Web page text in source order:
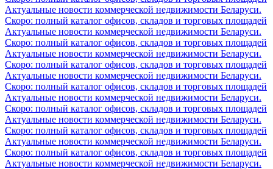
Актуальные новости коммерческой недвижимости Беларуси.
Скоро: полный каталог офисов, складов и торговых площадей
Актуальные новости коммерческой недвижимости Беларуси.
Скоро: полный каталог офисов, складов и торговых площадей
Актуальные новости коммерческой недвижимости Беларуси.
Скоро: полный каталог офисов, складов и торговых площадей
Актуальные новости коммерческой недвижимости Беларуси.
Скоро: полный каталог офисов, складов и торговых площадей
Актуальные новости коммерческой недвижимости Беларуси.
Скоро: полный каталог офисов, складов и торговых площадей
Актуальные новости коммерческой недвижимости Беларуси.
Скоро: полный каталог офисов, складов и торговых площадей
Актуальные новости коммерческой недвижимости Беларуси.
Скоро: полный каталог офисов, складов и торговых площадей
Актуальные новости коммерческой недвижимости Беларуси.